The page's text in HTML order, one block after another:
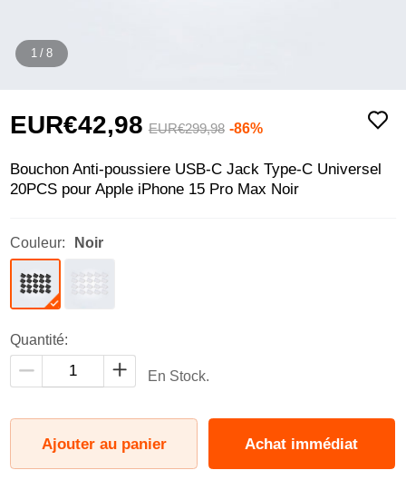
1 / 8
EUR€42,98 EUR€299,98 -86%
Bouchon Anti-poussiere USB-C Jack Type-C Universel
20PCS pour Apple iPhone 15 Pro Max Noir
Couleur: Noir
Quantité:
En Stock.
Ajouter au panier Achat immédiat